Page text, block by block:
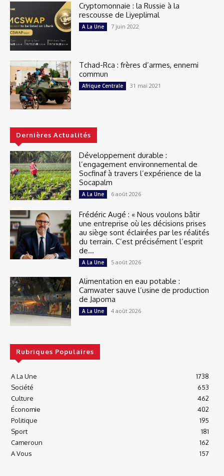
Cryptomonnaie : la Russie à la
rescousse de Liyeplimal
A La Une 7 juin 2022
Tchad-Rca : frères d’armes, ennemi
commun
Afrique Centrale 31 mai 2021
Dernières Actualités
Développement durable :
l’engagement environnemental de
Socfinaf à travers l’expérience de la
Socapalm
A La Une 6 août 2026
Frédéric Augé : « Nous voulons bâtir
une entreprise où les décisions prises
au siège sont éclairées par les réalités
du terrain. C’est précisément l’esprit
de...
A La Une 5 août 2026
Alimentation en eau potable :
Camwater sauve l’usine de production
de Japoma
A La Une 4 août 2026
Rubriques Populaires
A La Une
1738
Société
653
Culture
462
Économie
402
Politique
195
Sport
181
Cameroun
162
A Vous
157